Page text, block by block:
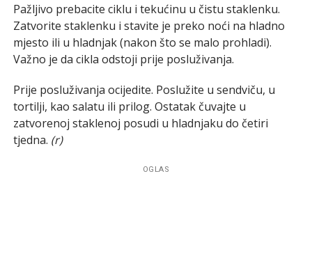
Pažljivo prebacite ciklu i tekućinu u čistu staklenku.
Zatvorite staklenku i stavite je preko noći na hladno
mjesto ili u hladnjak (nakon što se malo prohladi).
Važno je da cikla odstoji prije posluživanja.
Prije posluživanja ocijedite. Poslužite u sendviču, u
tortilji, kao salatu ili prilog. Ostatak čuvajte u
zatvorenoj staklenoj posudi u hladnjaku do četiri
tjedna. (r)
OGLAS